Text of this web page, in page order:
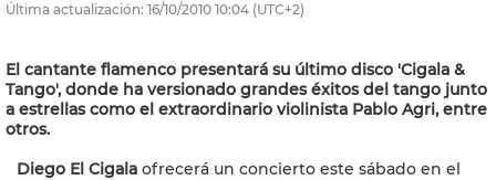
Última actualización: 16/10/2010 10:04 (UTC+2)
El cantante flamenco presentará su último disco 'Cigala &
Tango', donde ha versionado grandes éxitos del tango junto
a estrellas como el extraordinario violinista Pablo Agri, entre
otros.
Diego El Cigala ofrecerá un concierto este sábado en el